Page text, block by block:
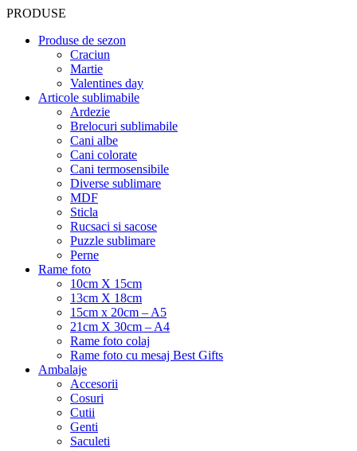
PRODUSE
Produse de sezon
Craciun
Martie
Valentines day
Articole sublimabile
Ardezie
Brelocuri sublimabile
Cani albe
Cani colorate
Cani termosensibile
Diverse sublimare
MDF
Sticla
Rucsaci si sacose
Puzzle sublimare
Perne
Rame foto
10cm X 15cm
13cm X 18cm
15cm x 20cm – A5
21cm X 30cm – A4
Rame foto colaj
Rame foto cu mesaj Best Gifts
Ambalaje
Accesorii
Cosuri
Cutii
Genti
Saculeti